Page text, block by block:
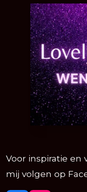
Voor inspiratie en
mij volgen op